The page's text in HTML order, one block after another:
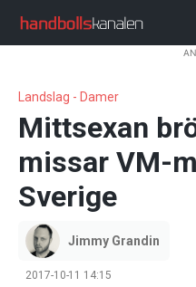
Landslag - Damer
Mittsexan
missar VM-
Sverige
Jimmy Grandin
2017-10-11 14:15